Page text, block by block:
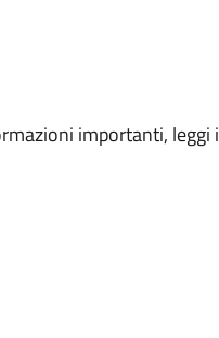
importanti, leggi